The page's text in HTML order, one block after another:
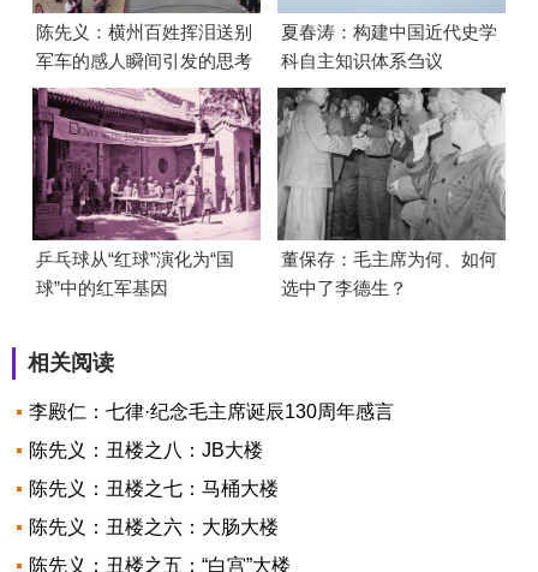
陈先义：横州百姓挥泪送别
军车的感人瞬间引发的思考
夏春涛：构建中国近代史学
科自主知识体系刍议
乒乓球从“红球”演化为“国
球”中的红军基因
董保存：毛主席为何、如何
选中了李德生？
相关阅读
李殿仁：七律·纪念毛主席诞辰130周年感言
陈先义：丑楼之八：JB大楼
陈先义：丑楼之七：马桶大楼
陈先义：丑楼之六：大肠大楼
陈先义：丑楼之五：“白宫”大楼